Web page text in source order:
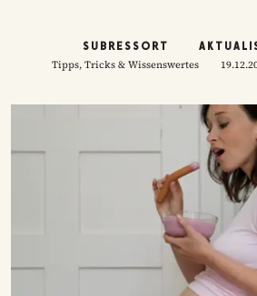
SUBRESSORT
Tipps, Tricks & Wissenswertes